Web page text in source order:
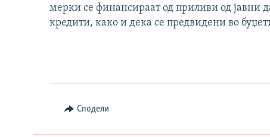
мерки се финансираат од приливи од јавни
кредити, како и дека се предвидени во
Сподели